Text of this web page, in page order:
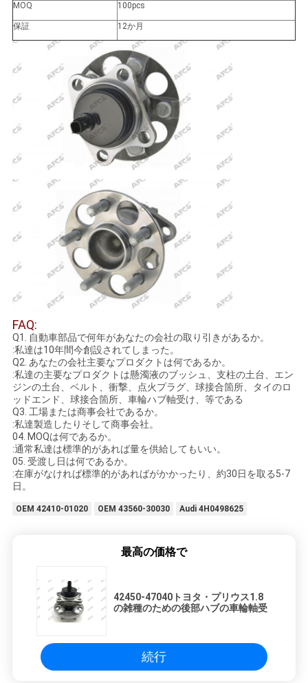
引
金
を
て
く
だ
地
図
プ
ラ
イ
バ
シ
MOQ
100pcs
保証 12か月
FAQ:
Q1. 自動車部品で何年があなたの会社の取り引きがあるか。
:私達は10年間今創設されてしまった。
Q2. あなたの会社主要なプロダクトは何であるか。
:私達の主要なプロダクトは懸濁液のブッシュ、支柱の土台、エン
ジンの土台、ベルト、衝撃、点火プラグ、球接合箇所、タイのロ
ッドエンド、球接合箇所、車輪ハブ軸受け、等である
Q3. 工場または商事会社であるか。
:私達製造したりそして商事会社。
04. MOQは何であるか。
:通常私達は標準的があれば量を供給してもいい。
05. 受渡し日は何であるか。
:在庫がなければ標準的があればがかかったり、約30日を取る5-7
日。
OEM 42410-01020 OEM 43560-30030 Audi 4H0498625
最高の価格で
42450-47040トヨタ・プリウス1.8
の雑種のための後部ハブの車輪軸受
続行